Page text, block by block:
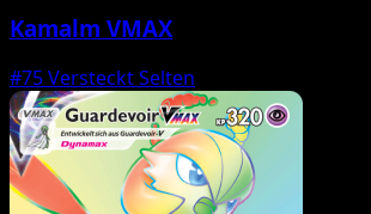
Kamalm VMAX
#75Versteckt Selten